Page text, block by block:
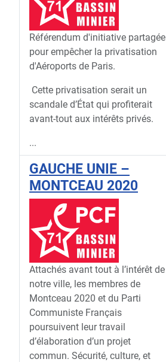
Référendum d'initiative partagée
pour empêcher la privatisation
d'Aéroports de Paris.
Cette privatisation serait un
scandale d’État qui profiterait
avant-tout aux intérêts privés.
...
GAUCHE UNIE –
MONTCEAU 2020
Attachés avant tout à l’intérêt de
notre ville, les membres de
Montceau 2020 et du Parti
Communiste Français
poursuivent leur travail
d’élaboration d’un projet
commun. Sécurité, culture, et